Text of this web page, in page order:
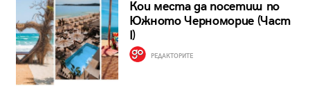
Кои места да посетиш по
Южното Черноморие (Част
I)
РЕДАКТОРИТЕ